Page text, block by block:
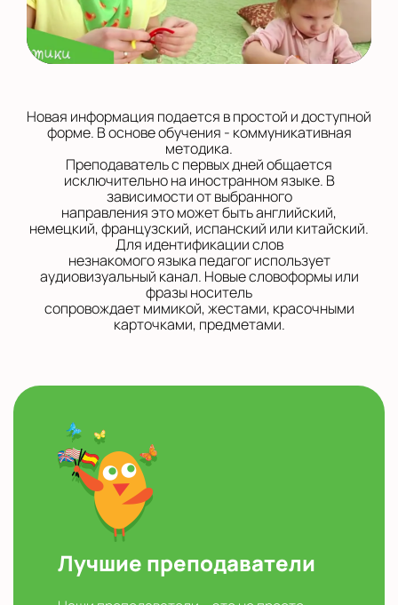
Новая информация подается в простой и доступной
форме. В основе обучения - коммуникативная
методика.
Преподаватель с первых дней общается
исключительно на иностранном языке. В
зависимости от выбранного
направления это может быть английский,
немецкий, французский, испанский или китайский.
Для идентификации слов
незнакомого языка педагог использует
аудиовизуальный канал. Новые словоформы или
фразы носитель
сопровождает мимикой, жестами, красочными
карточками, предметами.
Лучшие преподаватели